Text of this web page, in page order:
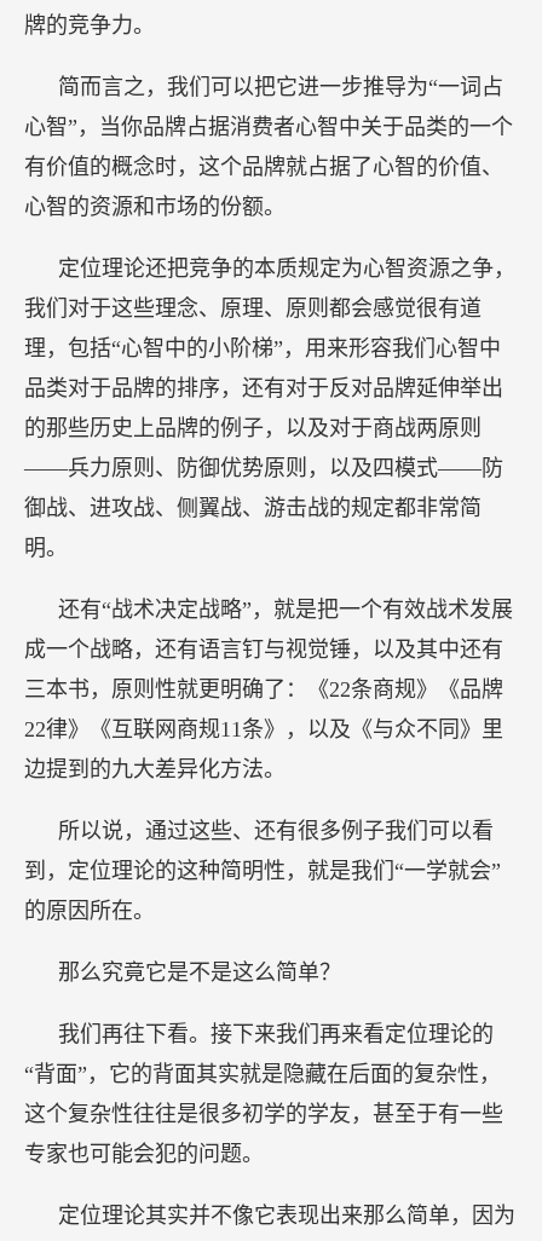
牌的竞争力。
简而言之，我们可以把它进一步推导为“一词占
心智”，当你品牌占据消费者心智中关于品类的一个
有价值的概念时，这个品牌就占据了心智的价值、
心智的资源和市场的份额。
定位理论还把竞争的本质规定为心智资源之争，
我们对于这些理念、原理、原则都会感觉很有道
理，包括“心智中的小阶梯”，用来形容我们心智中
品类对于品牌的排序，还有对于反对品牌延伸举出
的那些历史上品牌的例子，以及对于商战两原则
——兵力原则、防御优势原则，以及四模式——防
御战、进攻战、侧翼战、游击战的规定都非常简
明。
还有“战术决定战略”，就是把一个有效战术发展
成一个战略，还有语言钉与视觉锤，以及其中还有
三本书，原则性就更明确了：《22条商规》《品牌
22律》《互联网商规11条》，以及《与众不同》里
边提到的九大差异化方法。
所以说，通过这些、还有很多例子我们可以看
到，定位理论的这种简明性，就是我们“一学就会”
的原因所在。
那么究竟它是不是这么简单？
我们再往下看。接下来我们再来看定位理论的
“背面”，它的背面其实就是隐藏在后面的复杂性，
这个复杂性往往是很多初学的学友，甚至于有一些
专家也可能会犯的问题。
定位理论其实并不像它表现出来那么简单，因为